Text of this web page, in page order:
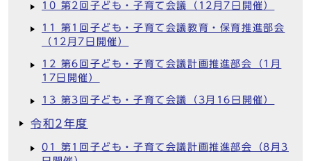
10 第2回子ども・子育て会議（12月7日開催）
11 第1回子ども・子育て会議教育・保育推進部会
（12月7日開催）
12 第6回子ども・子育て会議計画推進部会（1月
17日開催）
13 第3回子ども・子育て会議（3月16日開催）
令和2年度
01 第1回子ども・子育て会議計画推進部会（8月3